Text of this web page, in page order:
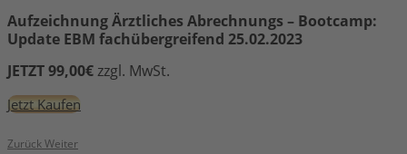
Aufzeichnung Ärztliches Abrechnungs – Bootcamp:
Update EBM fachübergreifend 25.02.2023
JETZT 99,00€zzgl. MwSt.
Jetzt Kaufen
ZurückWeiter